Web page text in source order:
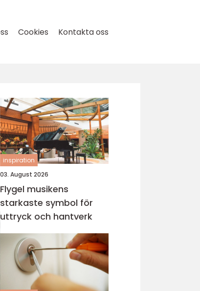
Cookies Kontakta oss
inspiration
03. August 2026
Flygel musikens
starkaste symbol för
uttryck och hantverk